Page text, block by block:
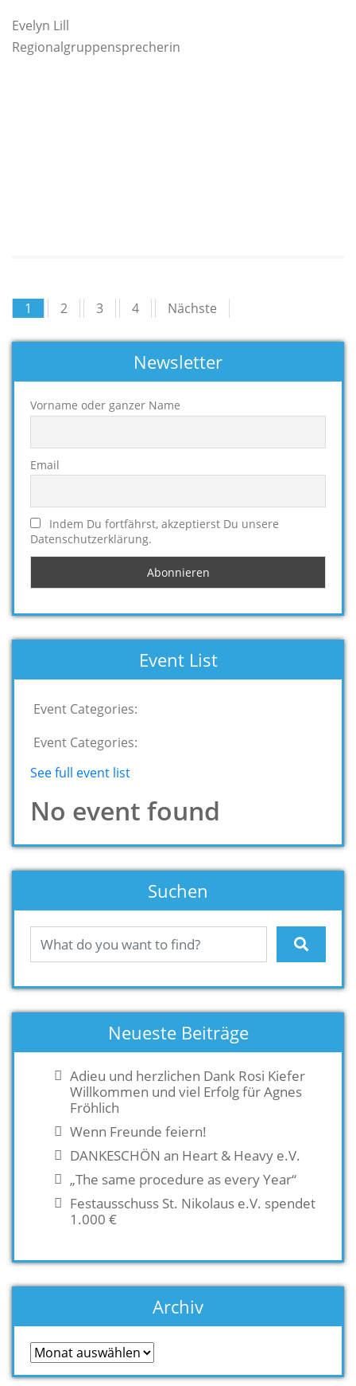
Evelyn Lill
Regionalgruppensprecherin
1 2 3 4 Nächste
Newsletter
Vorname oder ganzer Name
Email
Indem Du fortfährst, akzeptierst Du unsere
Datenschutzerklärung.
Event List
Event Categories:
Event Categories:
See full event list
No event found
Suchen
Neueste Beiträge
Adieu und herzlichen Dank Rosi Kiefer
Willkommen und viel Erfolg für Agnes
Fröhlich
Wenn Freunde feiern!
DANKESCHÖN an Heart & Heavy e.V.
„The same procedure as every Year“
Festausschuss St. Nikolaus e.V. spendet
1.000 €
Archiv
Archiv